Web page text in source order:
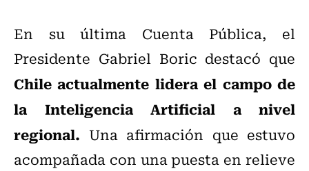
En su última Cuenta Pública, el
Presidente Gabriel Boric destacó que
Chile actualmente lidera el campo de
la Inteligencia Artificial a nivel
regional. Una afirmación que estuvo
acompañada con una puesta en relieve